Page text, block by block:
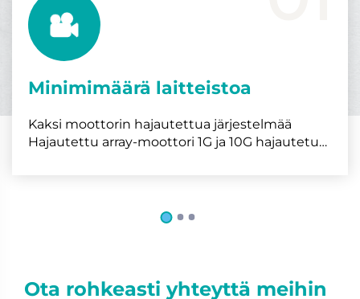
Minimimäärä laitteistoa
Kaksi moottorin hajautettua järjestelmää
Hajautettu array-moottori 1G ja 10G hajautetut
Ota rohkeasti yhteyttä meihin